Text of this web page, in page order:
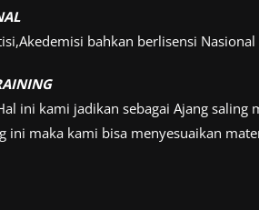
bahkan berlisensi
ini kami jadikan sebagai Ajang
ini maka kami bisa menyesuaikan